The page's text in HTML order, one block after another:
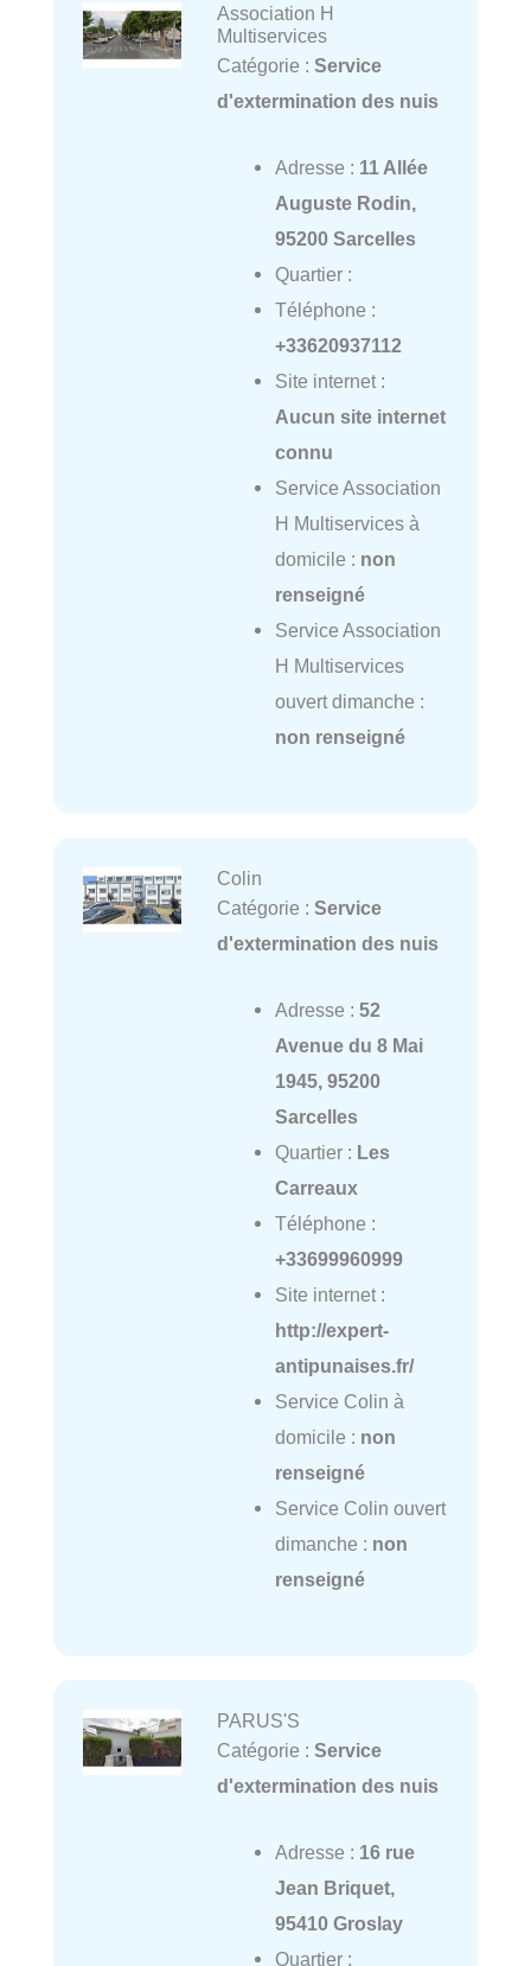
Association H
Multiservices
Catégorie : Service
d'extermination des nuis
Adresse : 11 Allée
Auguste Rodin,
95200 Sarcelles
Quartier :
Téléphone :
+33620937112
Site internet :
Aucun site internet
connu
Service Association
H Multiservices à
domicile : non
renseigné
Service Association
H Multiservices
ouvert dimanche :
non renseigné
Colin
Catégorie : Service
d'extermination des nuis
Adresse : 52
Avenue du 8 Mai
1945, 95200
Sarcelles
Quartier : Les
Carreaux
Téléphone :
+33699960999
Site internet :
http://expert-
antipunaises.fr/
Service Colin à
domicile : non
renseigné
Service Colin ouvert
dimanche : non
renseigné
PARUS'S
Catégorie : Service
d'extermination des nuis
Adresse : 16 rue
Jean Briquet,
95410 Groslay
Quartier :